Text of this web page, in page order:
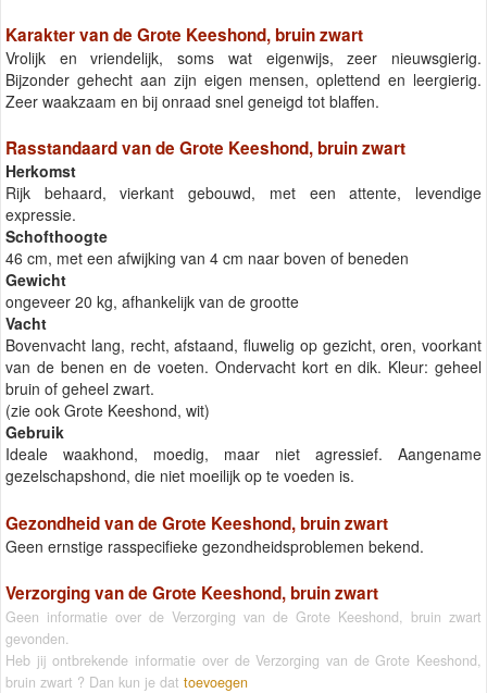
Karakter van de Grote Keeshond, bruin zwart
Vrolijk en vriendelijk, soms wat eigenwijs, zeer nieuwsgierig.
Bijzonder gehecht aan zijn eigen mensen, oplettend en leergierig.
Zeer waakzaam en bij onraad snel geneigd tot blaffen.
Rasstandaard van de Grote Keeshond, bruin zwart
Herkomst
Rijk behaard, vierkant gebouwd, met een attente, levendige
expressie.
Schofthoogte
46 cm, met een afwijking van 4 cm naar boven of beneden
Gewicht
ongeveer 20 kg, afhankelijk van de grootte
Vacht
Bovenvacht lang, recht, afstaand, fluwelig op gezicht, oren, voorkant
van de benen en de voeten. Ondervacht kort en dik. Kleur: geheel
bruin of geheel zwart.
(zie ook Grote Keeshond, wit)
Gebruik
Ideale waakhond, moedig, maar niet agressief. Aangename
gezelschapshond, die niet moeilijk op te voeden is.
Gezondheid van de Grote Keeshond, bruin zwart
Geen ernstige rasspecifieke gezondheidsproblemen bekend.
Verzorging van de Grote Keeshond, bruin zwart
Geen informatie over de Verzorging van de Grote Keeshond, bruin zwart
gevonden.
Heb jij ontbrekende informatie over de Verzorging van de Grote Keeshond,
bruin zwart ? Dan kun je dat toevoegen